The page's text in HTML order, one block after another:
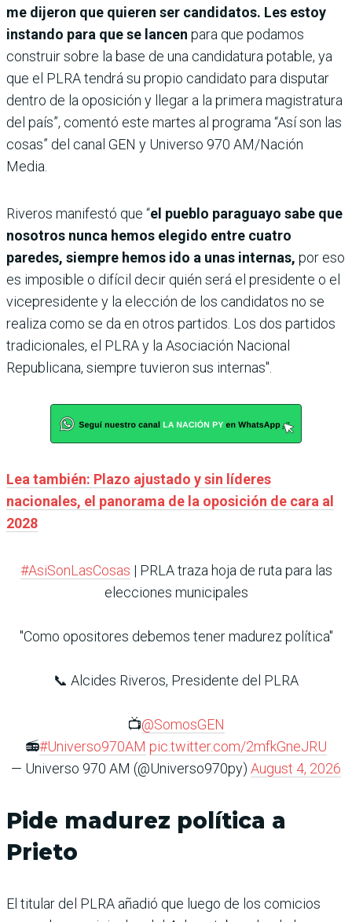
me dijeron que quieren ser candidatos. Les estoy
instando para que se lancen para que podamos
construir sobre la base de una candidatura potable, ya
que el PLRA tendrá su propio candidato para disputar
dentro de la oposición y llegar a la primera magistratura
del país”, comentó este martes al programa “Así son las
cosas” del canal GEN y Universo 970 AM/Nación
Media.
Riveros manifestó que “el pueblo paraguayo sabe que
nosotros nunca hemos elegido entre cuatro
paredes, siempre hemos ido a unas internas, por eso
es imposible o difícil decir quién será el presidente o el
vicepresidente y la elección de los candidatos no se
realiza como se da en otros partidos. Los dos partidos
tradicionales, el PLRA y la Asociación Nacional
Republicana, siempre tuvieron sus internas".
Lea también: Plazo ajustado y sin líderes
nacionales, el panorama de la oposición de cara al
2028
#AsiSonLasCosas | PRLA traza hoja de ruta para las
elecciones municipales
"Como opositores debemos tener madurez política"
📞 Alcides Riveros, Presidente del PLRA
📺@SomosGEN
📻#Universo970AM pic.twitter.com/2mfkGneJRU
— Universo 970 AM (@Universo970py) August 4, 2026
Pide madurez política a
Prieto
El titular del PLRA añadió que luego de los comicios